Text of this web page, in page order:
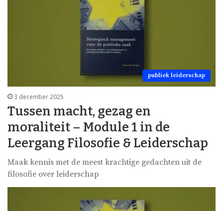
publiek leiderschap
3 december 2025
Tussen macht, gezag en
moraliteit – Module 1 in de
Leergang Filosofie & Leiderschap
Maak kennis met de meest krachtige gedachten uit de
filosofie over leiderschap